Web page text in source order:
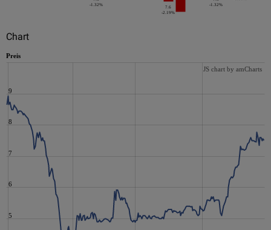
-1.32%
7.6
-2.19%
-1.32%
Chart
Preis
5
6
7
8
9
JS chart by amCharts